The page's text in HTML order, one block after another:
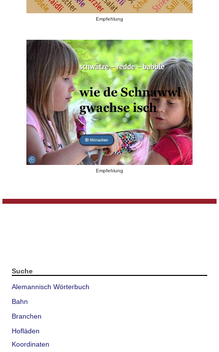
Empfehlung
Empfehlung
Suche
Alemannisch Wörterbuch
Bahn
Branchen
Hofläden
Koordinaten